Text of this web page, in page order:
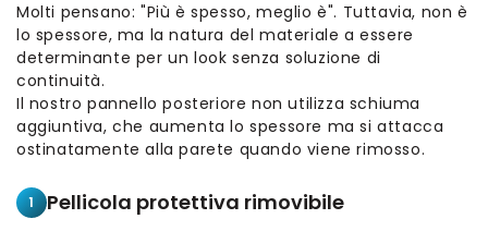
Molti pensano: "Più è spesso, meglio è". Tuttavia, non è
lo spessore, ma la natura del materiale a essere
determinante per un look senza soluzione di
continuità.
Il nostro pannello posteriore non utilizza schiuma
aggiuntiva, che aumenta lo spessore ma si attacca
ostinatamente alla parete quando viene rimosso.
1 Pellicola protettiva rimovibile